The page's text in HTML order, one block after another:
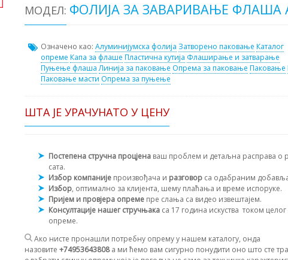
МОДЕЛ: ФОЛИЈА ЗА ЗАВАРИВАЊЕ ФЛАША
Означено као: Алуминијумска фолија Затворено паковање Каталог
опреме Капа за флаше Пластична кутија Флаширање и затварање
Пуњење флаша Линија за паковање Опрема за паковање Паковање
Паковање масти Опрема за пуњење
ШТА ЈЕ УРАЧУНАТО У ЦЕНУ
Постепена стручна процјена ваш проблем и детаљна расправа о
сата.
Избор компаније произвођача и разговор са одабраним
Избор, оптимално за клијента, шему плаћања и време испоруке.
Пријем и провјера опреме пре слања са видео извештајем.
Консултације нашег стручњака са 17 година искуства током целог
опреме.
Ако нисте пронашли потребну опрему у нашем каталогу, онда
назовите +74953643808а ми ћемо вам сигурно понудити оно што сте